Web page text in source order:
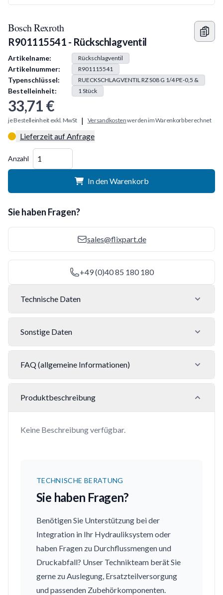
Bosch Rexroth
R901115541 - Rückschlagventil
Produkt Information
Artikelname: Rückschlagventil
Artikelnummer: R901115541
Typenschlüssel: RUECKSCHLAGVENTIL RZ S08 G 1/4 PE-0,5 &
Bestelleinheit: 1Stück
33,71 €
je Bestelleinheit exkl. MwSt | Versandkostenwerden im Warenkorb berechnet
Lieferzeit auf Anfrage
Anzahl
In den Warenkorb
Sie haben Fragen?
sales@flixpart.de
+49 (0)40 85 180 180
Technische Daten
Sonstige Daten
FAQ (allgemeine Informationen)
Produktbeschreibung
Keine Beschreibung verfügbar.
TECHNISCHE BERATUNG
Sie haben Fragen?
Benötigen Sie Unterstützung bei der
Integration in Ihr Hydrauliksystem oder
haben Fragen zu Durchflussmengen und
Druckabfall? Unser Technikteam berät Sie
gerne zu Auslegung, Ersatzteilversorgung
und passenden Zubehörkomponenten.